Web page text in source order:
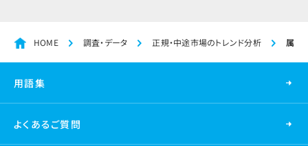
HOME 調査・データ 正規・中途市場のトレンド分析 属性
用語集
よくあるご質問